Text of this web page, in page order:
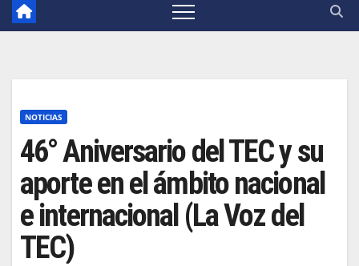
NOTICIAS
46° Aniversario del TEC y su
aporte en el ámbito nacional
e internacional (La Voz del
TEC)